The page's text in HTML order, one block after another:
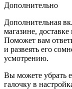
Дополнительно
Дополнительная
магазине,
Поможет вам
и развеять его
усмотрению.
Вы можете убрать
галочку в